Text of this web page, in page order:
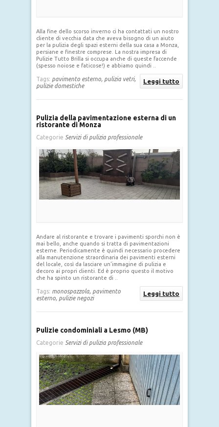
Alla fine dello scorso inverno ci ha contattati un nostro
cliente di vecchia data che aveva bisogno di un aiuto
per la pulizia degli spazi esterni della sua casa a Monza,
persiane e finestre comprese. La nostra impresa di
Pulizie Tutto Brilla si occupa anche di queste faccende
(spesso noiose e faticose!) e abbiamo quindi ..
Leggi tutto
Tags: pavimento esterno, pulizia vetri,
pulizie domestiche
Pulizia della pavimentazione esterna di un
ristorante di Monza
Categorie Servizi di pulizia professionale
Andare al ristorante e trovare i pavimenti sporchi non è
mai bello, anche quando si tratta di pavimentazioni
esterne. Periodicamente è quindi necessario procedere
alla manutenzione straordinaria dei pavimenti esterni
del locale, così da lasciare un’immagine di pulizia e
decoro ai propri clienti. Ed è proprio questo il motivo
che ha spinto un ristorante di ..
Leggi tutto
Tags: monospazzola, pavimento
esterno, pulizie negozi
Pulizie condominiali a Lesmo (MB)
Categorie Servizi di pulizia professionale